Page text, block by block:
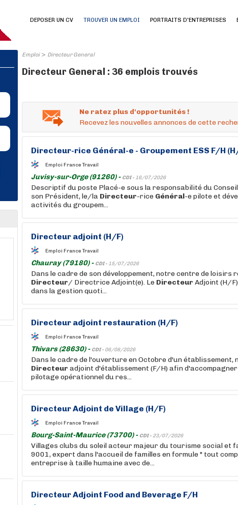
DEPOSER UN CV TROUVER UN EMPLOI PORTRAITS D'ENTREPRISES
Emploi> Directeur General
Directeur General : 36 emplois trouvés
Ne ratez plus d'opportunités !
Recevez les nouvelles annonces de cette
Directeur-rice Général-e - Groupement ESS F/H
Emploi France Travail
Juvisy-sur-Orge (91260) - CDI - 16/07/2026
Descriptif du poste Placé-e sous la responsabilité du
son Président, le/la Directeur-rice Général-e pilote et
activités du groupem...
Directeur adjoint (H/F)
Emploi France Travail
Chauray (79180) - CDI - 15/07/2026
Dans le cadre de son développement, notre centre de loisirs
Directeur/ Directrice Adjoint(e). Le Directeur Adjoint (H/
dans la gestion quoti...
Directeur adjoint restauration (H/F)
Emploi France Travail
Thivars (28630) - CDI - 06/08/2026
Dans le cadre de l'ouverture en Octobre d'un établissement,
Directeur adjoint d'établissement (F/H) afin d'accompagner
pilotage opérationnel du res...
DirecteurAdjoint de Village (H/F)
Emploi France Travail
Bourg-Saint-Maurice (73700) - CDI - 23/07/2026
Villages clubs du soleil acteur majeur du tourisme social et
9001, expert dans l'accueil de familles en formule " tout
entreprise à taille humaine avec de...
DirecteurAdjoint Food and Beverage F/H